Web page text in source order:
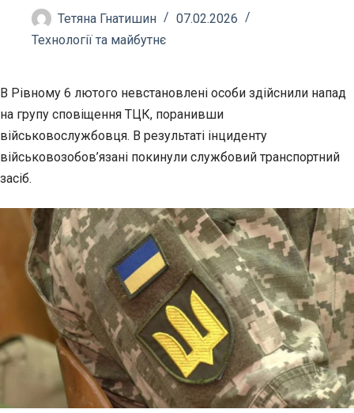
Тетяна Гнатишин
07.02.2026
Технології та майбутнє
В Рівному 6 лютого невстановлені особи здійснили напад
на групу сповіщення ТЦК, поранивши
військовослужбовця. В результаті інциденту
військовозобов’язані покинули службовий транспортний
засіб.